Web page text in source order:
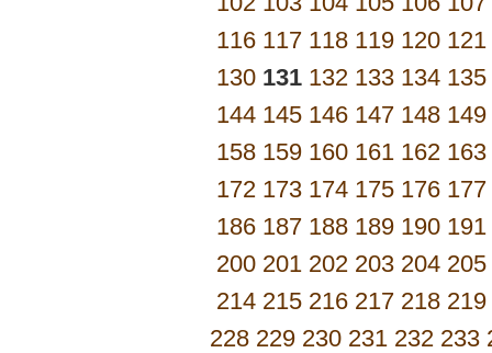
116 117 118 119 120 121
130 131 132 133 134 135
144 145 146 147 148 149
158 159 160 161 162 163
172 173 174 175 176 177
186 187 188 189 190 191
200 201 202 203 204 205
214 215 216 217 218 219
228 229 230 231 232 233